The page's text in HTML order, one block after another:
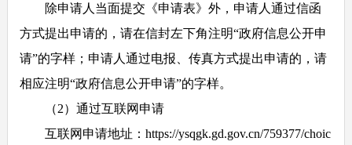
除申请人当面提交《申请表》外，申请人通过信函
方式提出申请的，请在信封左下角注明“政府信息公开申
请”的字样；申请人通过电报、传真方式提出申请的，请
相应注明“政府信息公开申请”的字样。
（2）通过互联网申请
互联网申请地址： https://ysqgk.gd.gov.cn/759377/choic